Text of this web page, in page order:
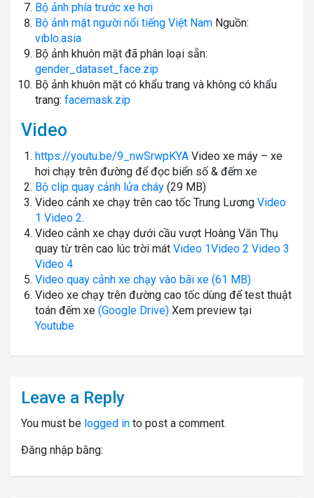
Bộ ảnh phía trước xe hơi
Bộ ảnh mặt người nổi tiếng Việt Nam Nguồn:
viblo.asia
Bộ ảnh khuôn mặt đã phân loại sẵn:
gender_dataset_face.zip
Bộ ảnh khuôn mặt có khẩu trang và không có khẩu
trang: facemask.zip
Video
https://youtu.be/9_nwSrwpKYA Video xe máy – xe
hơi chạy trên đường để đọc biển số & đếm xe
Bộ clip quay cảnh lửa cháy (29 MB)
Video cảnh xe chạy trên cao tốc Trung Lương Video
1 Video 2.
Video cảnh xe chạy dưới cầu vượt Hoàng Văn Thụ
quay từ trên cao lúc trời mát Video 1Video 2 Video 3
Video 4
Video quay cảnh xe chạy vào bãi xe (61 MB)
Video xe chạy trên đường cao tốc dùng để test thuật
toán đếm xe (Google Drive) Xem preview tại
Youtube
Leave a Reply
You must be logged in to post a comment.
Đăng nhập bằng: